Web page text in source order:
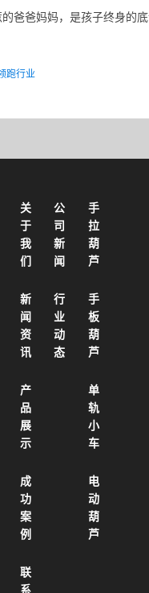
爸妈妈，是孩子终身的底
跑行业
关
于
我
们
新
闻
资
讯
产
品
展
示
成
功
案
例
联
系
公
司
新
闻
行
业
动
态
手
拉
葫
芦
手
板
葫
芦
单
轨
小
车
电
动
葫
芦